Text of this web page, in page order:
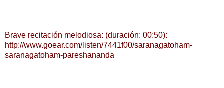
Brave recitación melodiosa: (duración: 00:50):
http://www.goear.com/listen/7441f00/saranagatoham-
saranagatoham-pareshananda